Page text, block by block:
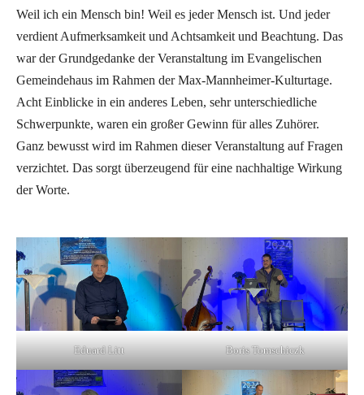
Weil ich ein Mensch bin! Weil es jeder Mensch ist. Und jeder
verdient Aufmerksamkeit und Achtsamkeit und Beachtung. Das
war der Grundgedanke der Veranstaltung im Evangelischen
Gemeindehaus im Rahmen der Max-Mannheimer-Kulturtage.
Acht Einblicke in ein anderes Leben, sehr unterschiedliche
Schwerpunkte, waren ein großer Gewinn für alles Zuhörer.
Ganz bewusst wird im Rahmen dieser Veranstaltung auf Fragen
verzichtet. Das sorgt überzeugend für eine nachhaltige Wirkung
der Worte.
Eduard Litt Boris Tomschiczk